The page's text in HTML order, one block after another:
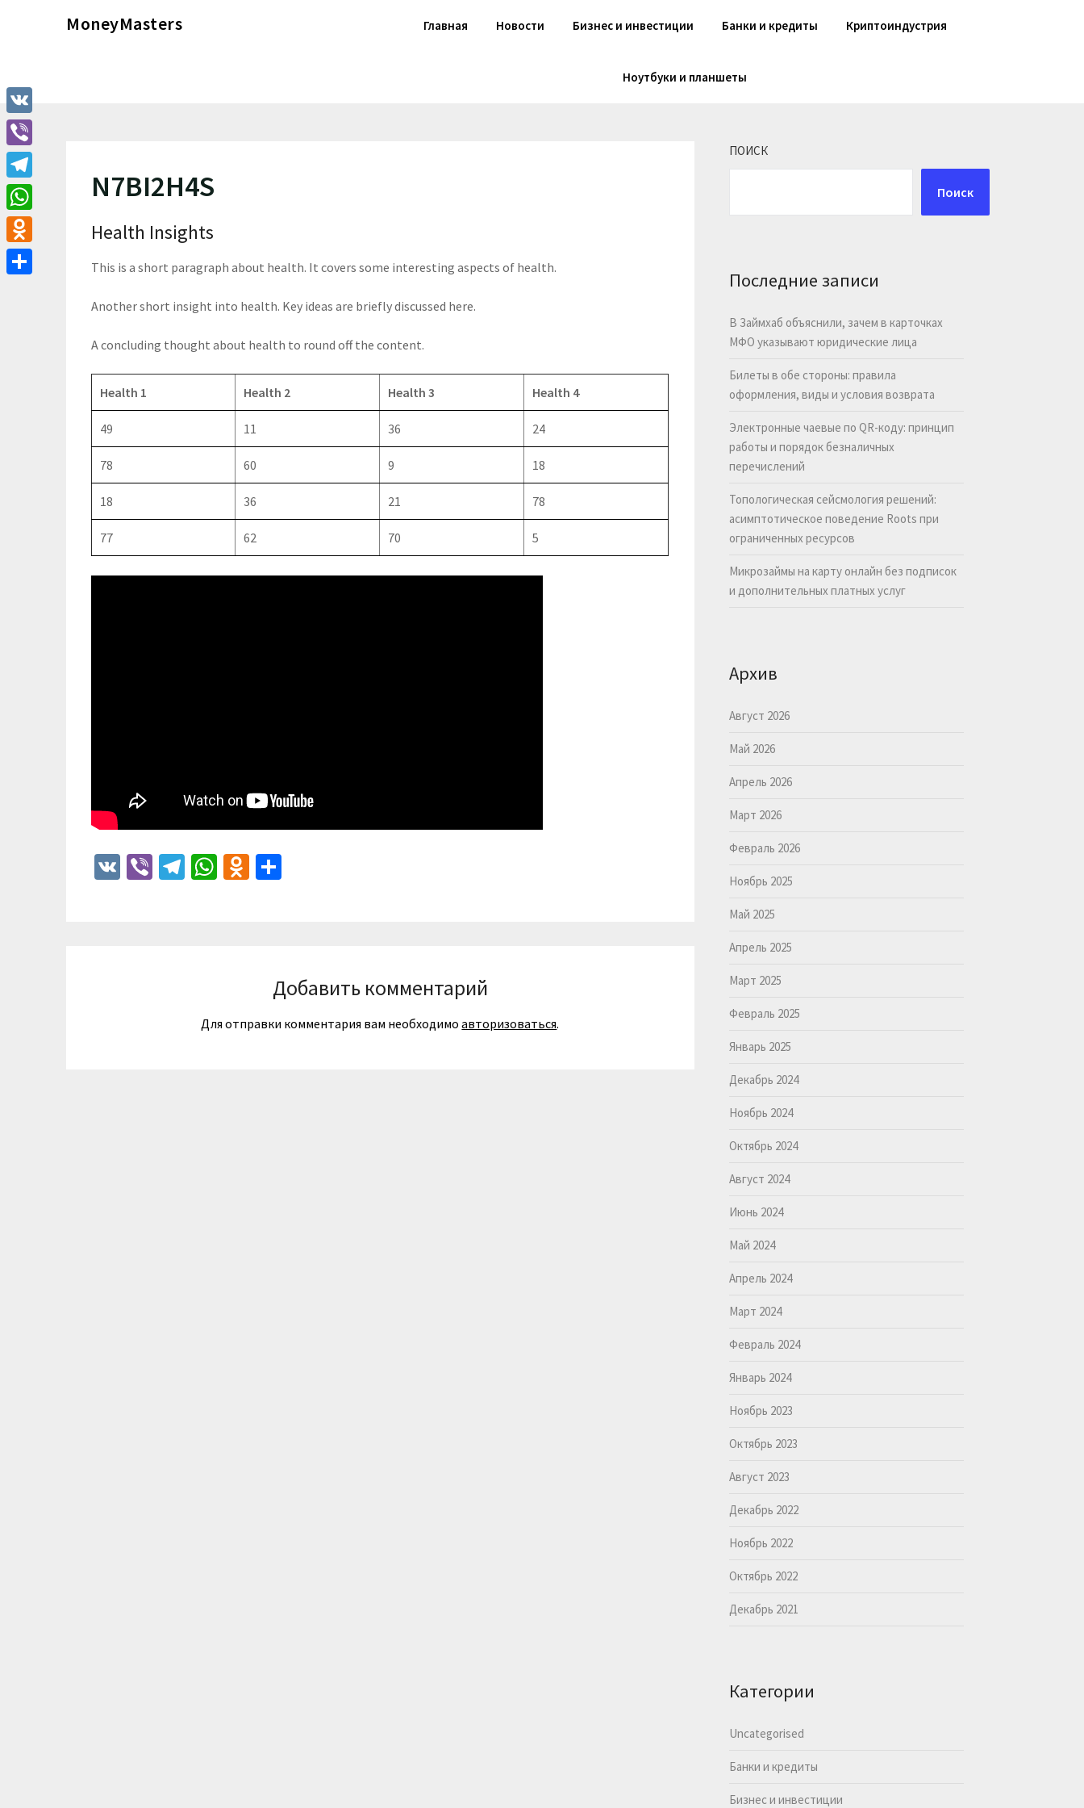
MoneyMasters Главная Новости Бизнес и инвестиции Банки и кредиты Криптоиндустрия
Ноутбуки и планшеты
N7BI2H4S
Health Insights
This is a short paragraph about health. It covers some interesting aspects of health.
Another short insight into health. Key ideas are briefly discussed here.
A concluding thought about health to round off the content.
Health 1 Health 2 Health 3 Health 4
49 11 36 24
78 60 9 18
18 36 21 78
77 62 70 5
VK ViberTelegram
WhatsApp
Odnoklassniki
Добавить комментарий
Для отправки комментария вам необходимоавторизоваться.
ПОИСК
Поиск
Последние записи
В Займхаб объяснили, зачем в карточках
МФО указывают юридические лица
Билеты в обе стороны: правила
оформления, виды и условия возврата
Электронные чаевые по QR-коду: принцип
работы и порядок безналичных
перечислений
Топологическая сейсмология решений:
асимптотическое поведение Roots при
ограниченных ресурсов
Микрозаймы на карту онлайн без подписок
и дополнительных платных услуг
Архив
Август 2026
Май 2026
Апрель 2026
Март 2026
Февраль 2026
Ноябрь 2025
Май 2025
Апрель 2025
Март 2025
Февраль 2025
Январь 2025
Декабрь 2024
Ноябрь 2024
Октябрь 2024
Август 2024
Июнь 2024
Май 2024
Апрель 2024
Март 2024
Февраль 2024
Январь 2024
Ноябрь 2023
Октябрь 2023
Август 2023
Декабрь 2022
Ноябрь 2022
Октябрь 2022
Декабрь 2021
Категории
Uncategorised
Банки и кредиты
Бизнес и инвестиции
VK
Viber
Telegram
WhatsApp
Odnoklassniki